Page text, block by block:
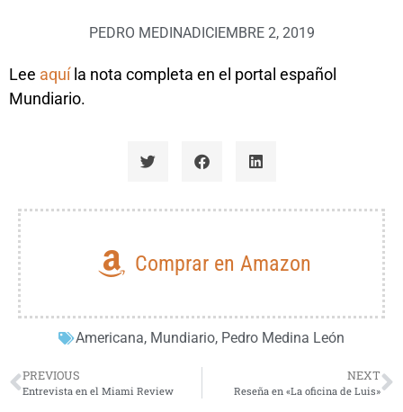
PEDRO MEDINADICIEMBRE 2, 2019
Lee aquíla nota completa en el portal español
Mundiario.
Comprar en Amazon
Americana, Mundiario, Pedro Medina León
PREVIOUS
Entrevista en el Miami Review
NEXT
Reseña en «La oficina de Luis»